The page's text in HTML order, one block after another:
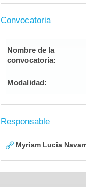
Convocatoria
Nombre de la
convocatoria:
Modalidad:
Responsable
Myriam Lucia